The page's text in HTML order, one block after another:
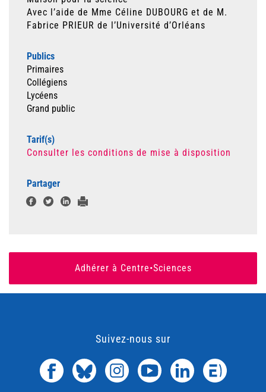
Avec l’aide de Mme Céline DUBOURG et de M.
Fabrice PRIEUR de l’Université d’Orléans
Publics
Primaires
Collégiens
Lycéens
Grand public
Tarif(s)
Consulter les conditions de mise à disposition
Partager
Adhérer à Centre•Sciences
Suivez-nous sur